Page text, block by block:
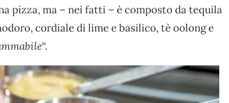
pizza, ma – nei fatti – è composto da tequila
cordiale di lime e basilico, tè oolong e
“.